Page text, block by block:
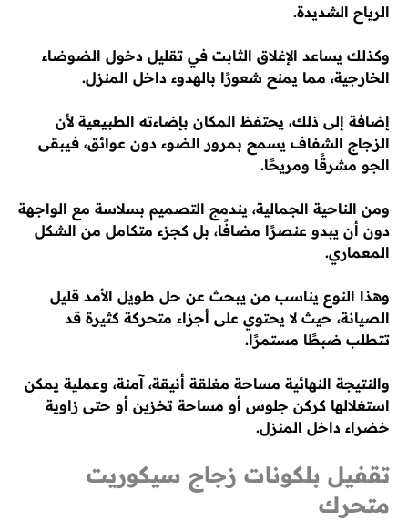
الرياح الشديدة.
وكذلك يساعد الإغلاق الثابت في تقليل دخول الضوضاء
الخارجية، مما يمنح شعورًا بالهدوء داخل المنزل.
إضافة إلى ذلك، يحتفظ المكان بإضاءته الطبيعية لأن
الزجاج الشفاف يسمح بمرور الضوء دون عوائق، فيبقى
الجو مشرقًا ومريحًا.
ومن الناحية الجمالية، يندمج التصميم بسلاسة مع الواجهة
دون أن يبدو عنصرًا مضافًا، بل كجزء متكامل من الشكل
المعماري.
وهذا النوع يناسب من يبحث عن حل طويل الأمد قليل
الصيانة، حيث لا يحتوي على أجزاء متحركة كثيرة قد
تتطلب ضبطًا مستمرًا.
والنتيجة النهائية مساحة مغلقة أنيقة، آمنة، وعملية يمكن
استغلالها كركن جلوس أو مساحة تخزين أو حتى زاوية
خضراء داخل المنزل.
تقفيل بلكونات زجاج سيكوريت
متحرك